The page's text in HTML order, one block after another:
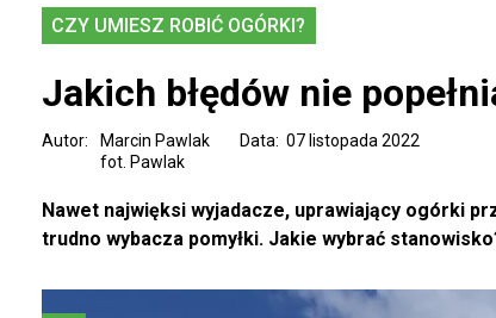
CZY UMIESZ ROBIĆ OGÓRKI?
Jakich błędów nie
Data: 07 listopada 2022
Autor:
Marcin Pawlak
fot. Pawlak
Nawet najwięksi wyjadacze, uprawiający ogórki
trudno wybacza pomyłki. Jakie wybrać